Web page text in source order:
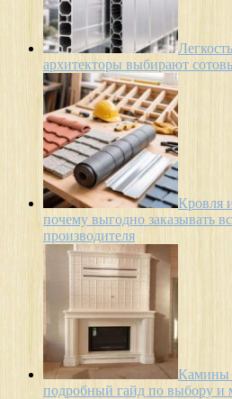
архитекторы выбирают
Кровля
почему выгодно заказывать
производителя
Камины
подробный гайд по выбору и